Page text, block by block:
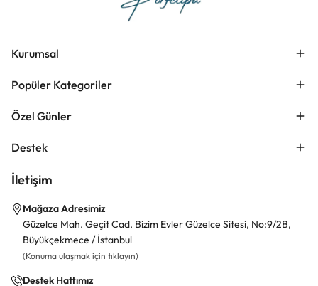
Kurumsal
Popüler Kategoriler
Özel Günler
Destek
İletişim
Mağaza Adresimiz
Güzelce Mah. Geçit Cad. Bizim Evler Güzelce Sitesi, No:9/2B,
Büyükçekmece / İstanbul
(Konuma ulaşmak için tıklayın)
Destek Hattımız